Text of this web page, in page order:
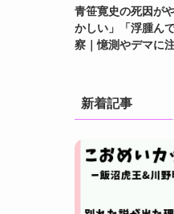
青笹寛史の死因が
かしい」「浮腫ん
察｜憶測やデマに
新着記事